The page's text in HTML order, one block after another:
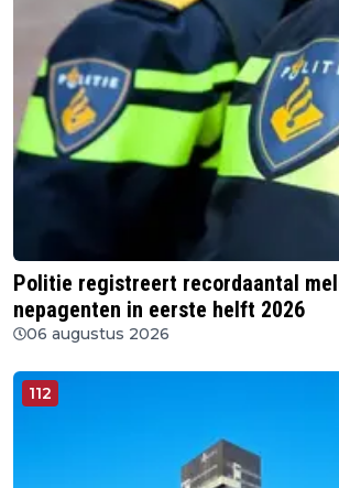
Politie registreert recordaantal
nepagenten in eerste helft 2026
06 augustus 2026
112